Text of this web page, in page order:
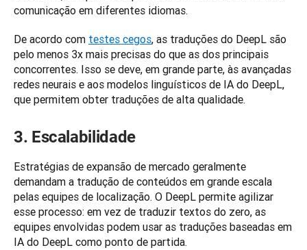
comunicação em diferentes idiomas.
De acordo com testes cegos, as traduções do DeepL são
pelo menos 3x mais precisas do que as dos principais
concorrentes. Isso se deve, em grande parte, às avançadas
redes neurais e aos modelos linguísticos de IA do DeepL,
que permitem obter traduções de alta qualidade.
3. Escalabilidade
Estratégias de expansão de mercado geralmente
demandam a tradução de conteúdos em grande escala
pelas equipes de localização. O DeepL permite agilizar
esse processo: em vez de traduzir textos do zero, as
equipes envolvidas podem usar as traduções baseadas em
IA do DeepL como ponto de partida.